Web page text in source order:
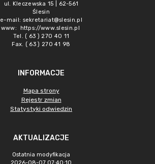
ul. Kleczewska 15 | 62-561
Ślesin
e-mail: sekretariat@slesin.pl
www:
https://www.slesin.pl
Tel. ( 63 ) 270 40 11
Fax. ( 63 ) 270 41 98
INFORMACJE
Mapa strony
Rejestr zmian
Statystyki odwiedzin
AKTUALIZACJE
Ostatnia modyfikacja